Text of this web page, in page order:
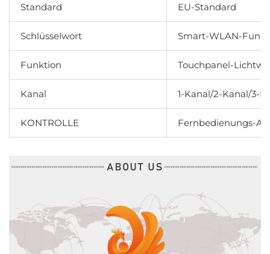
Standard EU-Standard
Schlüsselwort Smart-WLAN-
Funktion Touchpanel-
Kanal 1-Kanal/2-Kanal/3-
KONTROLLE Fernbedienungs-